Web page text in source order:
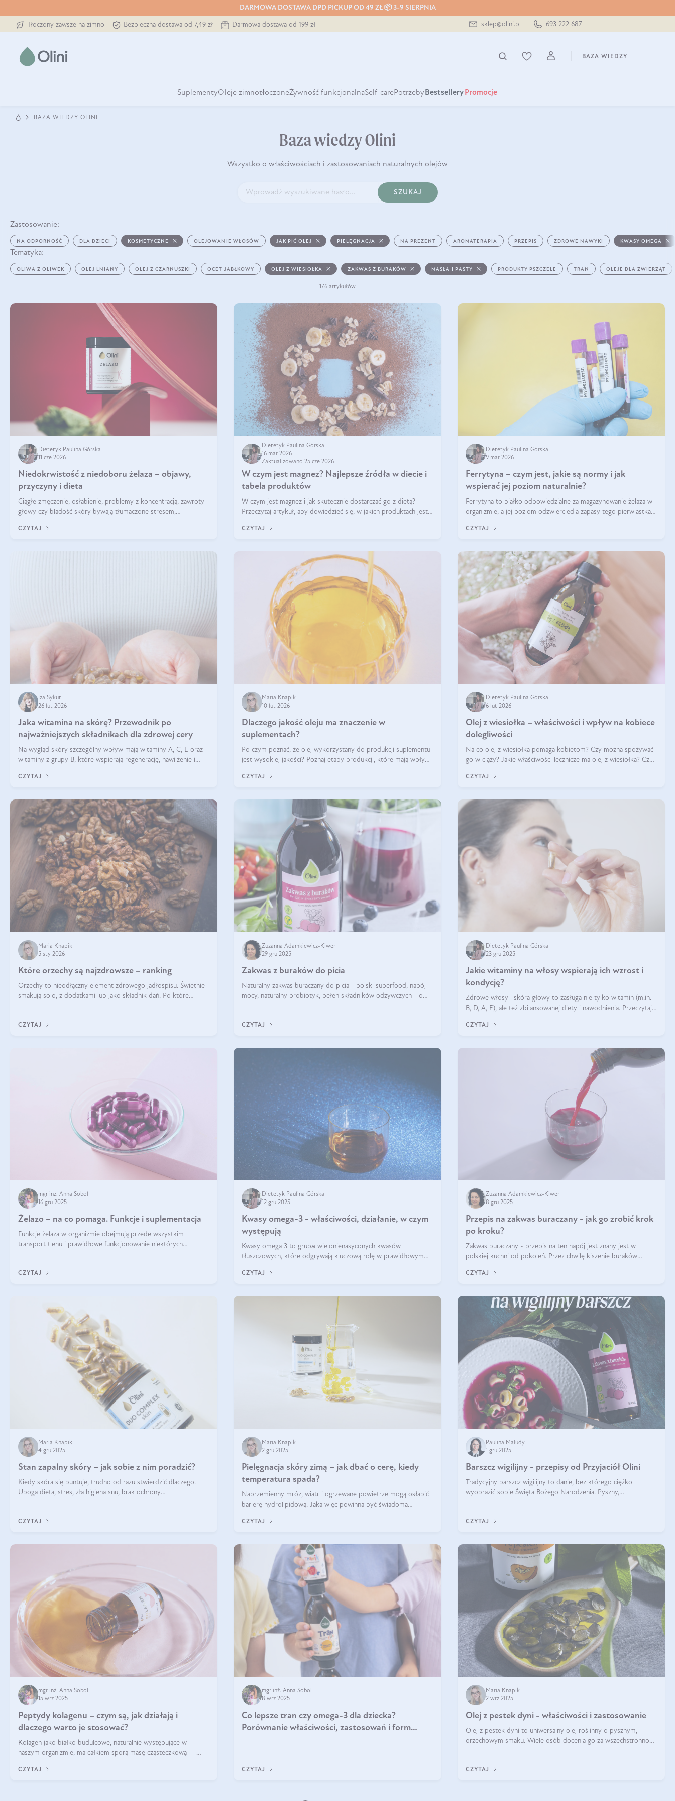
DARMOWA DOSTAWA DPD PICKUP OD 49 ZŁ 📦 3-9 SIERPNIA
Tłoczony zawsze na zimno Bezpieczna dostawa od 7,49 zł Darmowa dostawa od 199 zł sklep@olini.pl 693 222 687
BAZA WIEDZY
SuplementyOleje zimnotłoczoneŻywność funkcjonalnaSelf-carePotrzeby Bestsellery Promocje
BAZA WIEDZY OLINI
Baza wiedzy Olini
Wszystko o właściwościach i zastosowaniach naturalnych olejów
SZUKAJ
Zastosowanie:
NA ODPORNOŚĆ DLA DZIECI KOSMETYCZNE OLEJOWANIE WŁOSÓW JAK PIĆ OLEJ PIELĘGNACJA NA PREZENT AROMATERAPIA PRZEPIS ZDROWE NAWYKI KWASY OMEGA
Tematyka:
OLIWA Z OLIWEK OLEJ LNIANY OLEJ Z CZARNUSZKI OCET JABŁKOWY OLEJ Z WIESIOŁKA ZAKWAS Z BURAKÓW MASŁA I PASTY PRODUKTY PSZCZELE TRAN OLEJE DLA ZWIERZĄT
176 artykułów
Dietetyk Paulina Górska
11 cze 2026
Niedokrwistość z niedoboru żelaza – objawy,
przyczyny i dieta
Ciągłe zmęczenie, osłabienie, problemy z koncentracją, zawroty
głowy czy bladość skóry bywają tłumaczone stresem,
może być niedokrwistość z niedoboru żelaza.
CZYTAJ
Dietetyk Paulina Górska
16 mar 2026
Zaktualizowano 25 cze 2026
W czym jest magnez? Najlepsze źródła w diecie i
tabela produktów
W czym jest magnez i jak skutecznie dostarczać go z dietą?
Przeczytaj artykuł, aby dowiedzieć się, w jakich produktach jest
CZYTAJ
Dietetyk Paulina Górska
9 mar 2026
Ferrytyna – czym jest, jakie są normy i jak
wspierać jej poziom naturalnie?
Ferrytyna to białko odpowiedzialne za magazynowanie żelaza w
organizmie, a jej poziom odzwierciedla zapasy tego pierwiastka.
ferrytyny daje objawy, które mogą utrudniać codzienne
CZYTAJ
Iza Sykut
26 lut 2026
Jaka witamina na skórę? Przewodnik po
najważniejszych składnikach dla zdrowej cery
Na wygląd skóry szczególny wpływ mają witaminy A, C, E oraz
witaminy z grupy B, które wspierają regenerację, nawilżenie i
CZYTAJ
Maria Knapik
10 lut 2026
Dlaczego jakość oleju ma znaczenie w
suplementach?
Po czym poznać, że olej wykorzystany do produkcji suplementu
jest wysokiej jakości? Poznaj etapy produkcji, które mają wpływ
CZYTAJ
Dietetyk Paulina Górska
6 lut 2026
Olej z wiesiołka – właściwości i wpływ na kobiece
dolegliwości
Na co olej z wiesiołka pomaga kobietom? Czy można spożywać
go w ciąży? Jakie właściwości lecznicze ma olej z wiesiołka? Czy
efekty? Jaka jes
CZYTAJ
Maria Knapik
5 sty 2026
Które orzechy są najzdrowsze – ranking
Orzechy to nieodłączny element zdrowego jadłospisu. Świetnie
smakują solo, z dodatkami lub jako składnik dań. Po które
CZYTAJ
Zuzanna Adamkiewicz-Kiwer
29 gru 2025
Zakwas z buraków do picia
Naturalny zakwas buraczany do picia - polski superfood, napój
mocy, naturalny probiotyk, pełen składników odżywczych - o
CZYTAJ
Dietetyk Paulina Górska
23 gru 2025
Jakie witaminy na włosy wspierają ich wzrost i
kondycję?
Zdrowe włosy i skóra głowy to zasługa nie tylko witamin (m.in.
B, D, A, E), ale też zbilansowanej diety i nawodnienia. Przeczytaj
wypadanie włosów.
CZYTAJ
mgr inż. Anna Sobol
16 gru 2025
Żelazo – na co pomaga. Funkcje i suplementacja
Funkcje żelaza w organizmie obejmują przede wszystkim
transport tlenu i prawidłowe funkcjonowanie niektórych
etapie życia.
CZYTAJ
Dietetyk Paulina Górska
12 gru 2025
Kwasy omega-3 - właściwości, działanie, w czym
występują
Kwasy omega 3 to grupа wielonienasyconych kwasów
tłuszczowych, które odgrywają kluczową rolę w prawidłowym
układu odpornościowego.
CZYTAJ
Zuzanna Adamkiewicz-Kiwer
8 gru 2025
Przepis na zakwas buraczany - jak go zrobić krok
po kroku?
Zakwas buraczany - przepis na ten napój jest znany jest w
polskiej kuchni od pokoleń. Przez chwilę kiszenie buraków
na fali popularności na
CZYTAJ
Maria Knapik
4 gru 2025
Stan zapalny skóry – jak sobie z nim poradzić?
Kiedy skóra się buntuje, trudno od razu stwierdzić dlaczego.
Uboga dieta, stres, zła higiena snu, brak ochrony
CZYTAJ
Maria Knapik
2 gru 2025
Pielęgnacja skóry zimą – jak dbać o cerę, kiedy
temperatura spada?
Naprzemienny mróz, wiatr i ogrzewane powietrze mogą osłabić
barierę hydrolipidową. Jaka więc powinna być świadoma
CZYTAJ
Paulina Maludy
1 gru 2025
Barszcz wigilijny - przepisy od Przyjaciół Olini
Tradycyjny barszcz wigilijny to danie, bez którego ciężko
wyobrazić sobie Święta Bożego Narodzenia. Pyszny,
CZYTAJ
mgr inż. Anna Sobol
15 wrz 2025
Peptydy kolagenu – czym są, jak działają i
dlaczego warto je stosować?
Kolagen jako białko budulcowe, naturalnie występujące w
naszym organizmie, ma całkiem sporą masę cząsteczkową —
formie, byłby trudno strawialny. Aby był lepiej przyswajalny i
CZYTAJ
mgr inż. Anna Sobol
8 wrz 2025
Co lepsze tran czy omega-3 dla dziecka?
Porównanie właściwości, zastosowań i form
CZYTAJ
Maria Knapik
2 wrz 2025
Olej z pestek dyni - właściwości i zastosowanie
Olej z pestek dyni to uniwersalny olej roślinny o pysznym,
orzechowym smaku. Wiele osób docenia go za wszechstronność,
CZYTAJ